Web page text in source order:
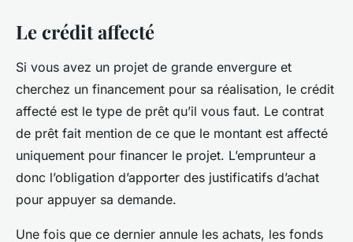
Le crédit affecté
Si vous avez un projet de grande envergure et
cherchez un financement pour sa réalisation, le crédit
affecté est le type de prêt qu’il vous faut. Le contrat
de prêt fait mention de ce que le montant est affecté
uniquement pour financer le projet. L’emprunteur a
donc l’obligation d’apporter des justificatifs d’achat
pour appuyer sa demande.
Une fois que ce dernier annule les achats, les fonds